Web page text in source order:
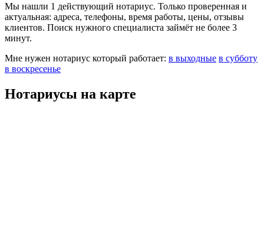
Мы нашли 1 действующий нотариус. Только проверенная и
актуальная: адреса, телефоны, время работы, цены, отзывы
клиентов. Поиск нужного специалиста займёт не более 3
минут.
Мне нужен нотариус который работает: в выходные в субботу
в воскресенье
Нотариусы на карте